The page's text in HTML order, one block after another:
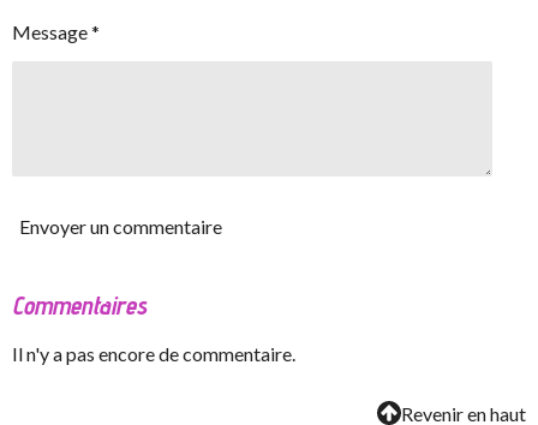
Message *
Envoyer un commentaire
Commentaires
Il n'y a pas encore de commentaire.
Revenir en haut